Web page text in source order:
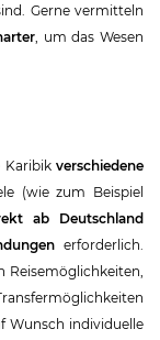
Gerne vermitteln
, um das Wesen
Karibik verschiedene
(wie zum Beispiel
ab Deutschland
erforderlich.
Reisemöglichkeiten,
Wunsch individuelle